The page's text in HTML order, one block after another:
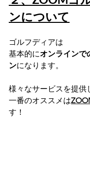
ンについて
ゴルフディアは
基本的にオンラインで
ンになります。
様々なサービスを提供
一番のオススメは
す！